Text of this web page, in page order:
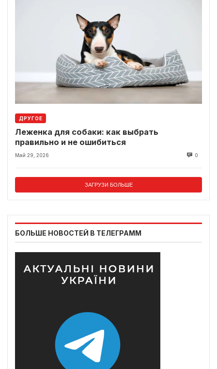
ДРУГОЕ
Леженка для собаки: как выбрать
правильно и не ошибиться
Май 29, 2026 0
ЗАГРУЗИ БОЛЬШЕ
БОЛЬШЕ НОВОСТЕЙ В ТЕЛЕГРАММ